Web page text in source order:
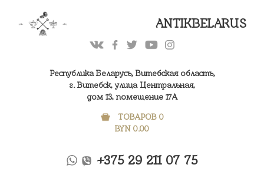
Республика Беларусь, Витебская область,
г. Витебск, улица Центральная,
дом 13, помещение 17А
ANTIKBELARUS
ТОВАРОВ 0
BYN 0.00
+375 29 211 07 75